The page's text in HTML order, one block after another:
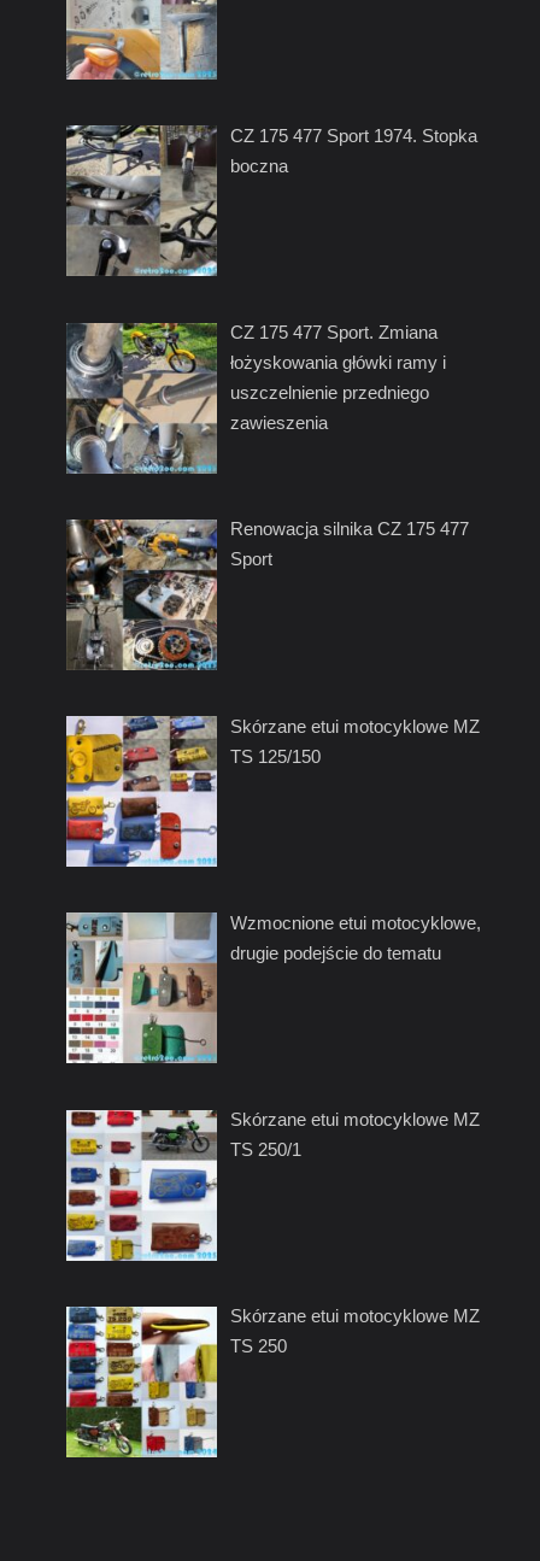
CZ 175 477 Sport 1974. Stopka
boczna
CZ 175 477 Sport. Zmiana
łożyskowania główki ramy i
uszczelnienie przedniego
zawieszenia
Renowacja silnika CZ 175 477
Sport
Skórzane etui motocyklowe MZ
TS 125/150
Wzmocnione etui motocyklowe,
drugie podejście do tematu
Skórzane etui motocyklowe MZ
TS 250/1
Skórzane etui motocyklowe MZ
TS 250